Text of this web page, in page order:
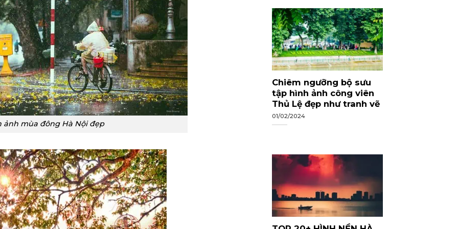
ảnh mùa đông Hà Nội đẹp
Chiêm ngưỡng bộ sưu
tập hình ảnh công viên
Thủ Lệ đẹp như tranh vẽ
01/02/2024